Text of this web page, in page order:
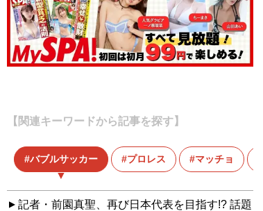
【関連キーワードから記事を探す】
バブルサッカー プロレス マッチョ
記者・前園真聖、再び日本代表を目指す!? 話題